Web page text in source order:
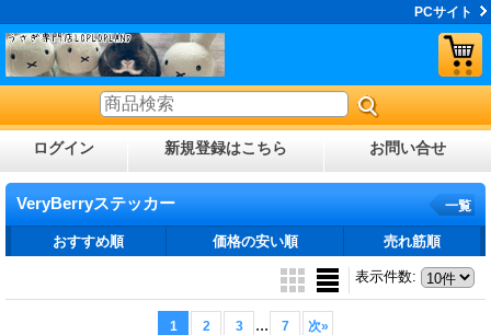
PCサイト
ログイン 新規登録はこちら お問い合せ
VeryBerryステッカー 一覧
おすすめ順 価格の安い順 売れ筋順
表示件数:
1 2 3 ... 7 次»